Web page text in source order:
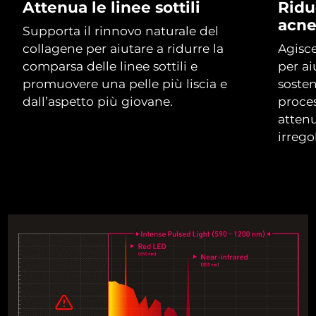
Attenua le linee sottili
Supporta il rinnovo naturale del
collagene per aiutare a ridurre la
comparsa delle linee sottili e
promuovere una pelle più liscia e
dall’aspetto più giovane.
acne
per
RAS di Macao Consegna stimata 8/12/26
Malaysia Consegna stimata 8/13/26
Malta 8/10/26
8/14/26
Nuova Zelanda Consegna stimata8/10/26
Norvegia Consegna stimata
Oman Consegna stimata